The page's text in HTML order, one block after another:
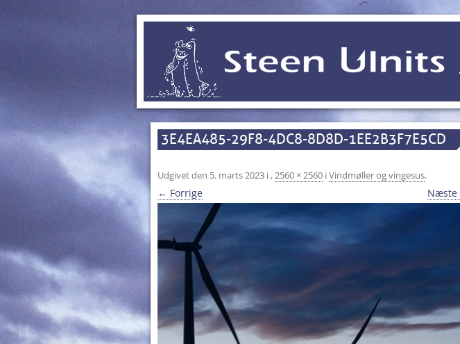
3E4EA485-29F8-4DC8-8D8D-1EE2B3F7E5CD
Udgivet den 5. marts 2023 i ,2560 × 2560 iVindmøller og vingesus.
← Forrige